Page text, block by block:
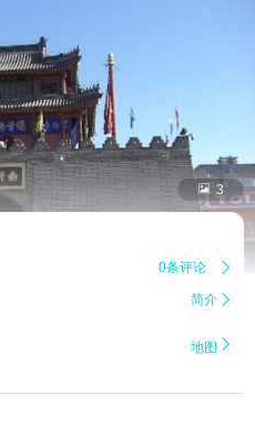
 3
0条评论 
简介 
地图 